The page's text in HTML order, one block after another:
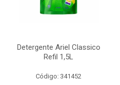
Detergente Ariel Classico
Refil 1,5L
Código: 341452